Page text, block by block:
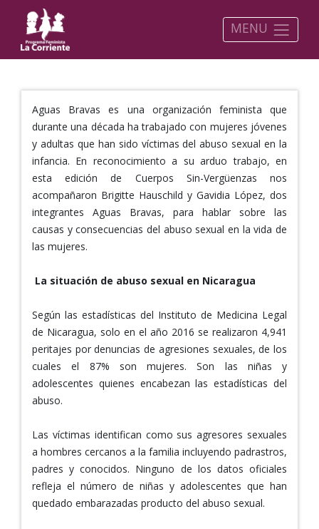
MENU
Aguas Bravas es una organización feminista que
durante una década ha trabajado con mujeres jóvenes
y adultas que han sido víctimas del abuso sexual en la
infancia. En reconocimiento a su arduo trabajo, en
esta edición de Cuerpos Sin-Vergüenzas nos
acompañaron Brigitte Hauschild y Gavidia López, dos
integrantes Aguas Bravas, para hablar sobre las
causas y consecuencias del abuso sexual en la vida de
las mujeres.
La situación de abuso sexual en Nicaragua
Según las estadísticas del Instituto de Medicina Legal
de Nicaragua, solo en el año 2016 se realizaron 4,941
peritajes por denuncias de agresiones sexuales, de los
cuales el 87% son mujeres. Son las niñas y
adolescentes quienes encabezan las estadísticas del
abuso.
Las víctimas identifican como sus agresores sexuales
a hombres cercanos a la familia incluyendo padrastros,
padres y conocidos. Ninguno de los datos oficiales
refleja el número de niñas y adolescentes que han
quedado embarazadas producto del abuso sexual.